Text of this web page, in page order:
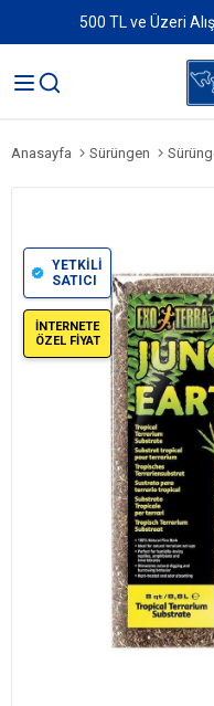
500 TL ve Üzeri
Anasayfa Sürüngen
YETKİLİ
SATICI
İNTERNETE
ÖZEL FİYAT